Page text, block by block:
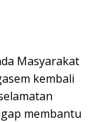
Masyarakat
kembali
membantu